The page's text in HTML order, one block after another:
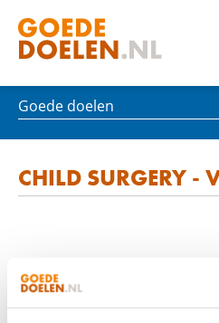
Goede doelen
CHILD SURGERY -
DOELSTELLING